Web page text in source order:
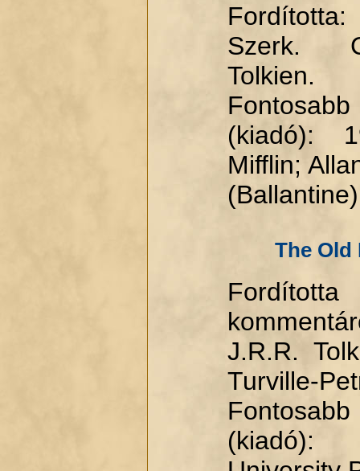
Szerk.
Tolkien.
(kiadó):
Mifflin;
The Old
J.R.R.
Turville-
(kiadó):